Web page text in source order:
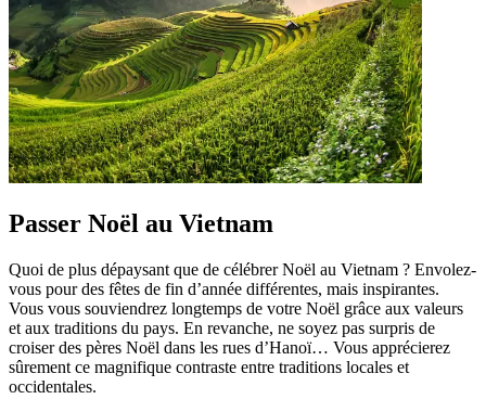
Passer Noël au Vietnam
Quoi de plus dépaysant que de célébrer Noël au Vietnam ? Envolez-
vous pour des fêtes de fin d’année différentes, mais inspirantes.
Vous vous souviendrez longtemps de votre Noël grâce aux valeurs
et aux traditions du pays. En revanche, ne soyez pas surpris de
croiser des pères Noël dans les rues d’Hanoï… Vous apprécierez
sûrement ce magnifique contraste entre traditions locales et
occidentales.